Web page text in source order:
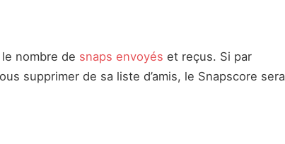
nombre de snaps envoyés et reçus. Si par
supprimer de sa liste d’amis, le Snapscore sera